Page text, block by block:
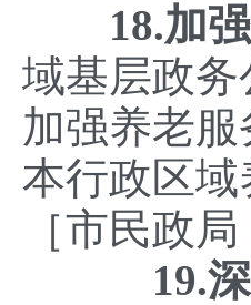
18.加
域基层政务
加强养老
本行政区
［市民政
19.深